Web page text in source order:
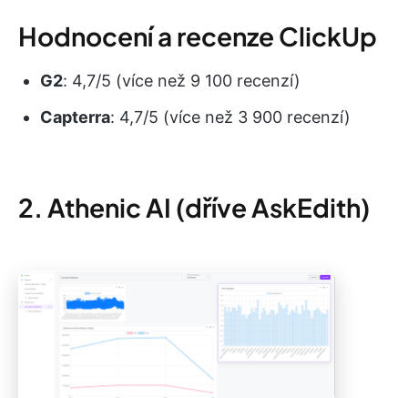
Hodnocení a recenze ClickUp
G2: 4,7/5 (více než 9 100 recenzí)
Capterra: 4,7/5 (více než 3 900 recenzí)
2. Athenic AI (dříve AskEdith)